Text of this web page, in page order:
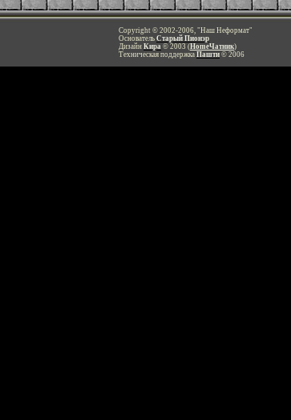
Copyright © 2002-2006, "Наш Неформат"
Основатель Старый Пионэр
Дизайн Кира © 2003 (HomeЧатник)
Техническая поддержка Пашти © 2006